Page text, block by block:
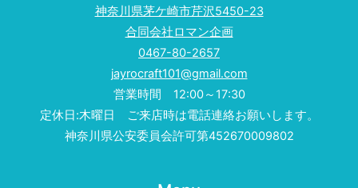
神奈川県茅ケ崎市芹沢5450-23
合同会社ロマン企画
0467-80-2657
jayrocraft101@gmail.com
営業時間 12:00～17:30
定休日:木曜日 ご来店時は電話連絡お願いします。
神奈川県公安委員会許可第452670009802